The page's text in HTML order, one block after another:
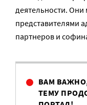
деятельности. Они
представителями
партнеров и
ВАМ
ТЕМУ